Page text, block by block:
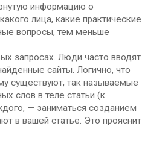
информацию о
лица, какие практические
вопросы, тем меньше
запросах. Люди часто вводят
сайты. Логично, что
существуют, так называемые
слов в теле статьи (к
— заниматься созданием
в вашей статье. Это прояснит